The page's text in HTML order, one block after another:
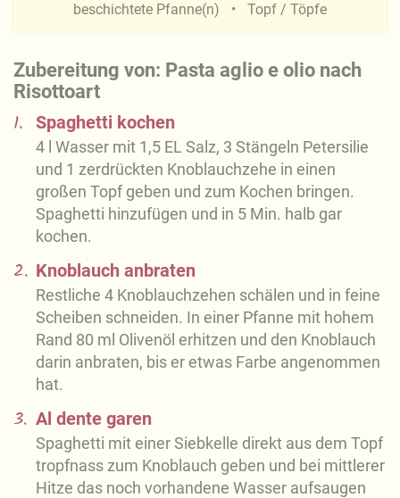
Zubereitung von: Pasta aglio e olio nach
Risottoart
1. Spaghetti kochen
4 l Wasser mit 1,5 EL Salz, 3 Stängeln Petersilie
und 1 zerdrückten Knoblauchzehe in einen
großen Topf geben und zum Kochen bringen.
Spaghetti hinzufügen und in 5 Min. halb gar
kochen.
2. Knoblauch anbraten
Restliche 4 Knoblauchzehen schälen und in feine
Scheiben schneiden. In einer Pfanne mit hohem
Rand 80 ml Olivenöl erhitzen und den Knoblauch
darin anbraten, bis er etwas Farbe angenommen
hat.
3. Al dente garen
Spaghetti mit einer Siebkelle direkt aus dem Topf
tropfnass zum Knoblauch geben und bei mittlerer
Hitze das noch vorhandene Wasser aufsaugen
beschichtete Pfanne(n) Topf / Töpfe